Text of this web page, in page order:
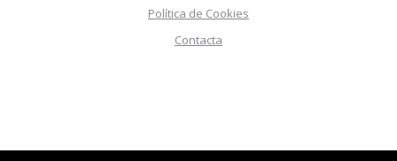
Política de Cookies
Contacta